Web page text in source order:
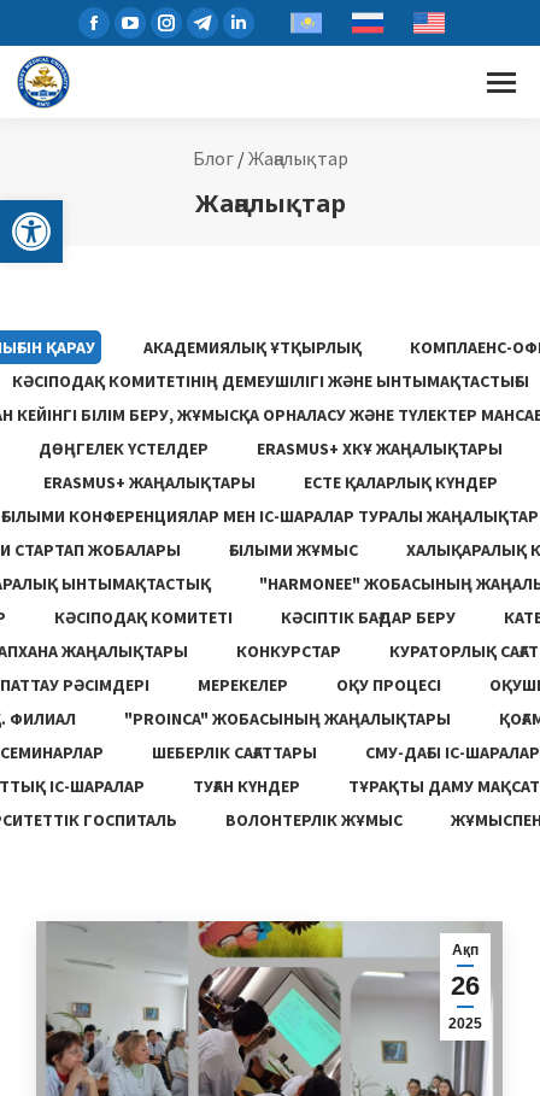
Open toolbar
Блог/Жаңалықтар
Жаңалықтар
ҚАРАУ АКАДЕМИЯЛЫҚ ҰТҚЫРЛЫҚ
КОМПЛАЕНС-
КӘСІПОДАҚ КОМИТЕТІНІҢ ДЕМЕУШІЛІГІ ЖӘНЕ ЫНТЫМАҚТАСТЫҒЫ
КЕЙІНГІ БІЛІМ БЕРУ, ЖҰМЫСҚА ОРНАЛАСУ ЖƏНЕ ТҮЛЕКТЕР
ДӨҢГЕЛЕК ҮСТЕЛДЕР
ERASMUS+ ХКҰ ЖАҢАЛЫҚТАРЫ
ERASMUS+ ЖАҢАЛЫҚТАРЫ
ЕСТЕ ҚАЛАРЛЫҚ КҮНДЕР
ҒЫЛЫМИ КОНФЕРЕНЦИЯЛАР МЕН ІС-ШАРАЛАР ТУРАЛЫ ЖАҢАЛЫҚТАР
СТАРТАП ЖОБАЛАРЫ
ҒЫЛЫМИ ЖҰМЫС
ХАЛЫҚАРАЛЫҚ
ЫНТЫМАҚТАСТЫҚ
"HARMONEE" ЖОБАСЫНЫҢ
КӘСІПОДАҚ КОМИТЕТІ КӘСІПТІК БАҒДАР БЕРУ
ЖАҢАЛЫҚТАРЫ
КОНКУРСТАР
КУРАТОРЛЫҚ
РӘСІМДЕРІ
МЕРЕКЕЛЕР ОҚУ ПРОЦЕСІ
ФИЛИАЛ
"PROINCA" ЖОБАСЫНЫҢ ЖАҢАЛЫҚТАРЫ
СЕМИНАРЛАР
ШЕБЕРЛІК САҒАТТАРЫ
СМУ-ДАҒЫ ІС-ШАРАЛАР
ІС-ШАРАЛАР
ТУҒАН КҮНДЕР
ТҰРАҚТЫ ДАМУ
ГОСПИТАЛЬ
ВОЛОНТЕРЛІК ЖҰМЫС
Ақп
26
2025